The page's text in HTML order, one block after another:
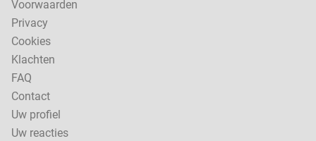
Voorwaarden
Privacy
Cookies
Klachten
FAQ
Contact
Uw profiel
Uw reacties